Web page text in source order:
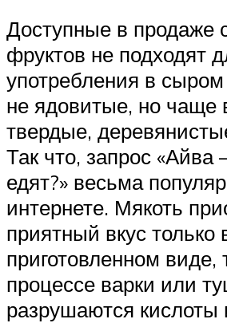
Доступные в продаже
фруктов не подходят
употребления в
не ядовитые, но чаще
твердые,
Так что, запрос «Айва
едят?» весьма
интернете. Мякоть
приятный вкус только
приготовленном виде,
процессе варки или
разрушаются кислоты